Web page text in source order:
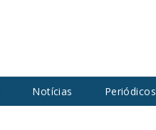
Notícias Periódicos